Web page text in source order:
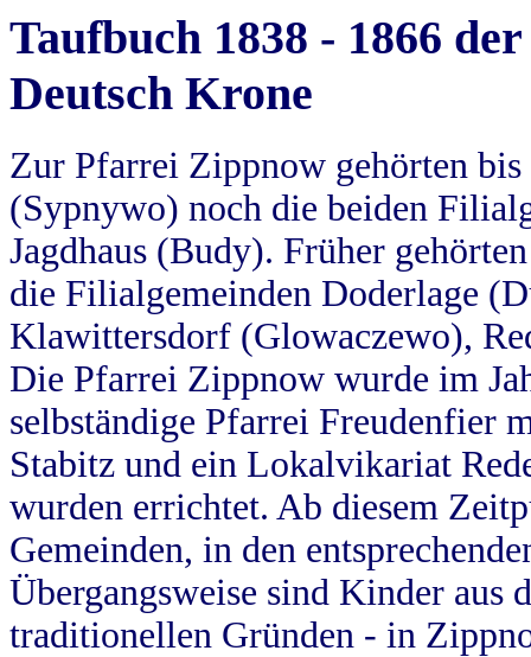
Taufbuch 1838 - 1866
Deutsch Krone
Zur Pfarrei Zippnow gehörten
(Sypnywo) noch die beiden
Jagdhaus (Budy). Früher
die Filialgemeinden Doderlage
Klawittersdorf (Glowaczewo),
Die Pfarrei Zippnow wurde im
selbständige Pfarrei Freudenfier
Stabitz und ein Lokalvikariat
wurden errichtet. Ab diesem
Gemeinden, in den
Übergangsweise sind Kinder aus
traditionellen Gründen - in